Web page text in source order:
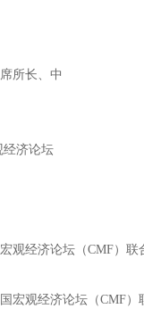
所长、中
济论坛
观经济论坛（CMF）
宏观经济论坛（CMF）